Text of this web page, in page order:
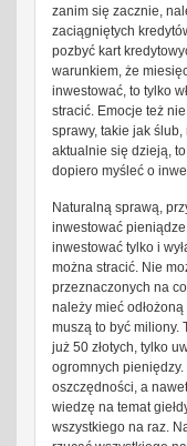
zanim się zacznie,
zaciągniętych
pozbyć kart
warunkiem, że
inwestować, to tylko
stracić. Emocje też
sprawy, takie jak
aktualnie się dzieją,
dopiero myśleć o
Naturalną sprawą,
inwestować
inwestować tylko i
można stracić. Nie
przeznaczonych na
należy mieć
muszą to być miliony.
już 50 złotych, tylko
ogromnych
oszczędności, a
wiedzę na temat
wszystkiego na raz.